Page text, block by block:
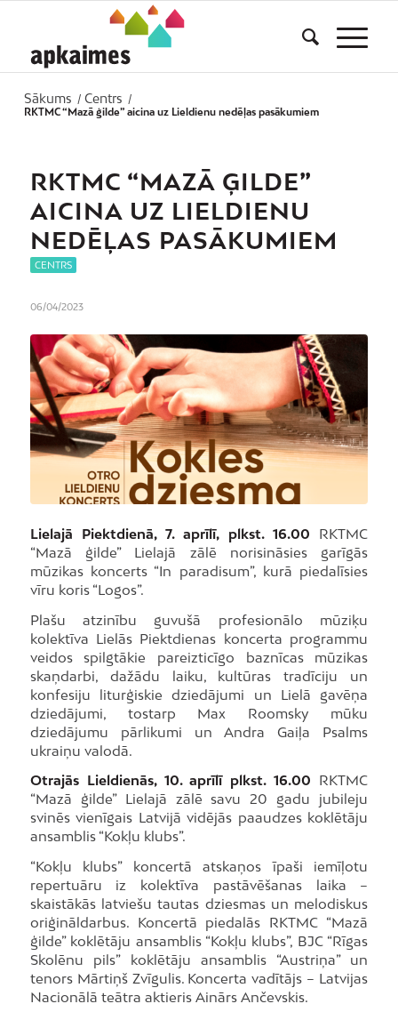
Sākums / Centrs
/
RKTMC “Mazā ģilde” aicina uz Lieldienu nedēļas pasākumiem
RKTMC “MAZĀ ĢILDE”
AICINA UZ LIELDIENU
NEDĒĻAS PASĀKUMIEM
CENTRS
06/04/2023
Lielajā Piektdienā, 7. aprīlī, plkst. 16.00 RKTMC
“Mazā ģilde” Lielajā zālē norisināsies garīgās
mūzikas koncerts “In paradisum”, kurā piedalīsies
vīru koris “Logos”.
Plašu atzinību guvušā profesionālo mūziķu
kolektīva Lielās Piektdienas koncerta programmu
veidos spilgtākie pareizticīgo baznīcas mūzikas
skaņdarbi, dažādu laiku, kultūras tradīciju un
konfesiju liturģiskie dziedājumi un Lielā gavēņa
dziedājumi, tostarp Max Roomsky mūku
dziedājumu pārlikumi un Andra Gaiļa Psalms
ukraiņu valodā.
Otrajās Lieldienās, 10. aprīlī plkst. 16.00 RKTMC
“Mazā ģilde” Lielajā zālē savu 20 gadu jubileju
svinēs vienīgais Latvijā vidējās paaudzes koklētāju
ansamblis “Kokļu klubs”.
“Kokļu klubs” koncertā atskaņos īpaši iemīļotu
repertuāru iz kolektīva pastāvēšanas laika –
skaistākās latviešu tautas dziesmas un melodiskus
oriģināldarbus. Koncertā piedalās RKTMC “Mazā
ģilde” koklētāju ansamblis “Kokļu klubs”, BJC “Rīgas
Skolēnu pils” koklētāju ansamblis “Austriņa” un
tenors Mārtiņš Zvīgulis. Koncerta vadītājs – Latvijas
Nacionālā teātra aktieris Ainārs Ančevskis.